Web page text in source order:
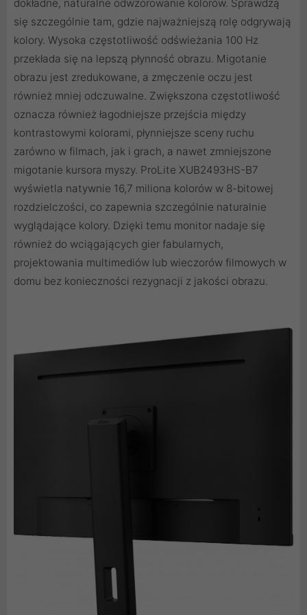
dokładne, naturalne odwzorowanie kolorów. Sprawdzą
się szczególnie tam, gdzie najważniejszą rolę odgrywają
kolory. Wysoka częstotliwość odświeżania 100 Hz
przekłada się na lepszą płynność obrazu. Migotanie
obrazu jest zredukowane, a zmęczenie oczu jest
również mniej odczuwalne. Zwiększona częstotliwość
oznacza również łagodniejsze przejścia między
kontrastowymi kolorami, płynniejsze sceny ruchu
zarówno w filmach, jak i grach, a nawet zmniejszone
migotanie kursora myszy. ProLite XUB2493HS-B7
wyświetla natywnie 16,7 miliona kolorów w 8-bitowej
rozdzielczości, co zapewnia szczególnie naturalnie
wyglądające kolory. Dzięki temu monitor nadaje się
również do wciągających gier fabularnych,
projektowania multimediów lub wieczorów filmowych w
domu bez konieczności rezygnacji z jakości obrazu.